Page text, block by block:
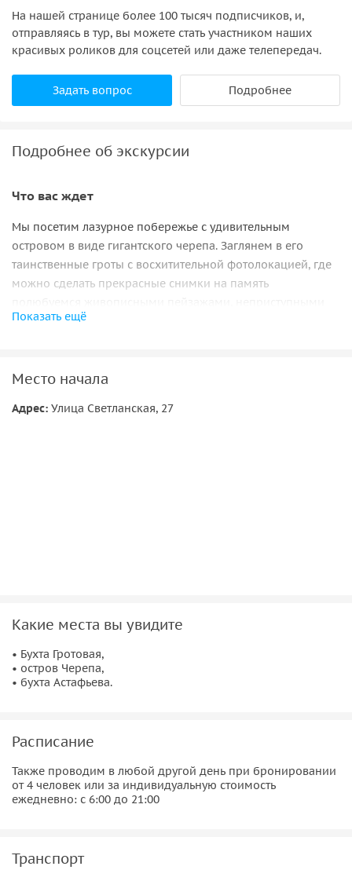
На нашей странице более 100 тысяч подписчиков, и,
отправляясь в тур, вы можете стать участником наших
красивых роликов для соцсетей или даже телепередач.
Задать вопрос Подробнее
Подробнее об экскурсии
Что вас ждет
Мы посетим лазурное побережье с удивительным
островом в виде гигантского черепа. Заглянем в его
таинственные гроты с восхитительной фотолокацией, где
можно сделать прекрасные снимки на память
скалами и прогуляемся в
Показать ещё
Место начала
Адрес: Улица Светланская, 27
Какие места вы увидите
• Бухта Гротовая,
• остров Черепа,
• бухта Астафьева.
Расписание
Также проводим в любой другой день при бронировании
от 4 человек или за индивидуальную стоимость
ежедневно: с 6:00 до 21:00
Транспорт